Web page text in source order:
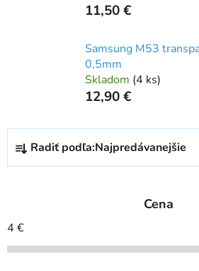
11,50 €
Samsung M53
0,5mm
Skladom (4 ks)
12,90 €
R
d
i
e
Radiť podľa:Najpredávanejšie
Cena
4 €